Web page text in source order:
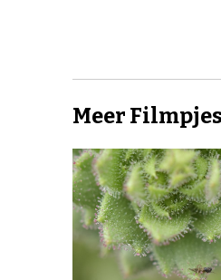
Meer Filmpjes